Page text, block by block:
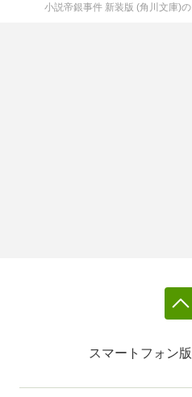
小説帝銀事件 新装版 (角川文庫)の
スマートフォン版